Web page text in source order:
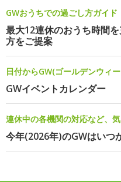
GWおうちでの過ごし方ガイド
最大12連休のおうち時間
方をご提案
日付からGW(ゴールデンウィ
GWイベントカレンダー
連休中の各機関の対応など、
今年(2026年)のGWはいつ